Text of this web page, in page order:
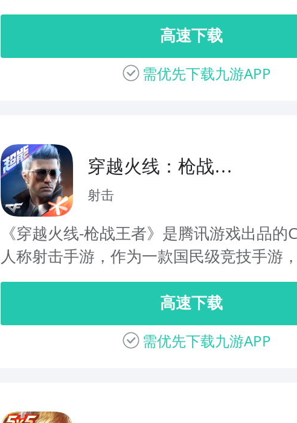
高速下载
需优先下载九游APP
穿越火线：枪战王
者
射击
《穿越火线-枪战王者》是腾讯游戏出品的
人称射击手游，作为一款国民级竞技手游
高速下载
需优先下载九游APP